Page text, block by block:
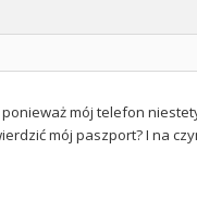
mój telefon
mój paszport? I na